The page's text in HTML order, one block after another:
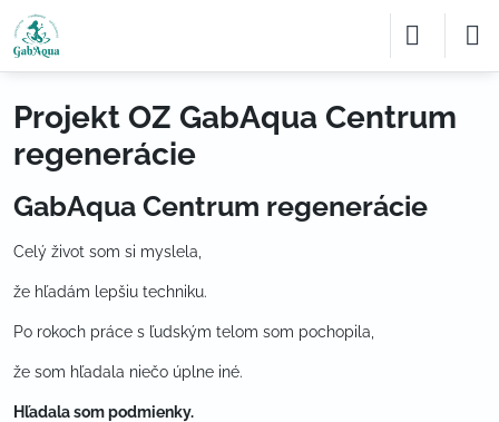
Projekt OZ GabAqua Centrum
regenerácie
GabAqua Centrum regenerácie
Celý život som si myslela,
že hľadám lepšiu techniku.
Po rokoch práce s ľudským telom som pochopila,
že som hľadala niečo úplne iné.
Hľadala som podmienky.